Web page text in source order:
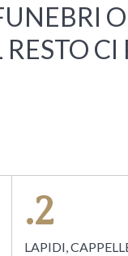
.2
LAPIDI,